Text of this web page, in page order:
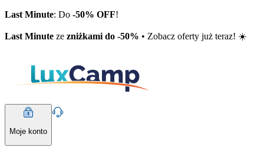
Last Minute: Do -50% OFF!
Last Minute ze zniżkami do -50% • Zobacz oferty już teraz! ☀️
Moje konto